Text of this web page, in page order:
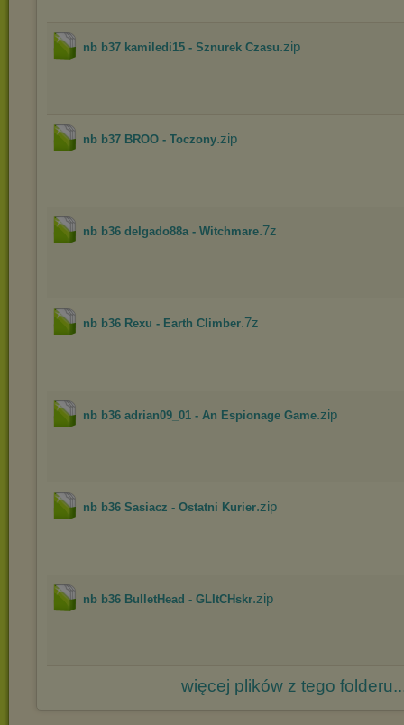
nb b37 kamiledi15 - Sznurek Czasu.zip
nb b37 BROO - Toczony.zip
nb b36 delgado88a - Witchmare.7z
nb b36 Rexu - Earth Climber.7z
nb b36 adrian09_01 - An Espionage Game.zip
nb b36 Sasiacz - Ostatni Kurier.zip
nb b36 BulletHead - GLItCHskr.zip
więcej plików z tego